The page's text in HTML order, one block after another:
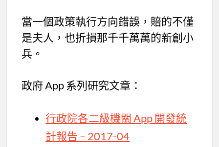
當一個政策執行方向錯誤，賠的不僅
是夫人，也折損那千千萬萬的新創小
兵。
政府 App 系列研究文章：
行政院各二級機關 App 開發統
計報告 – 2017-04